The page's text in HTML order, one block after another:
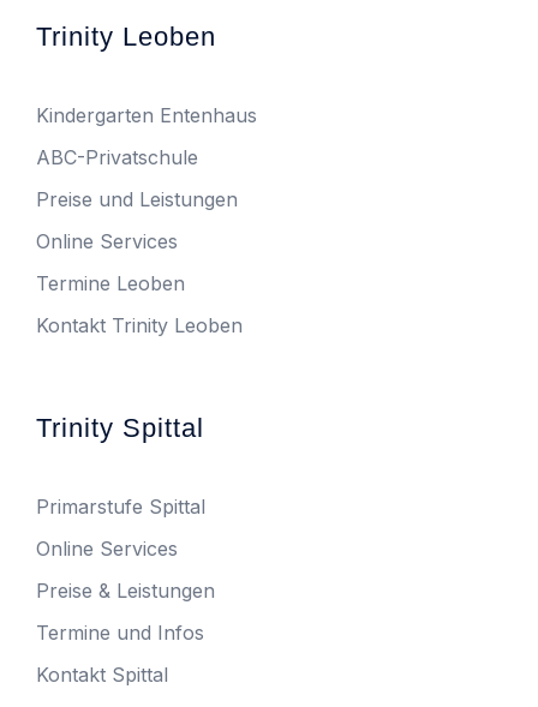
Trinity Leoben
Kindergarten Entenhaus
ABC-Privatschule
Preise und Leistungen
Online Services
Termine Leoben
Kontakt Trinity Leoben
Trinity Spittal
Primarstufe Spittal
Online Services
Preise & Leistungen
Termine und Infos
Kontakt Spittal